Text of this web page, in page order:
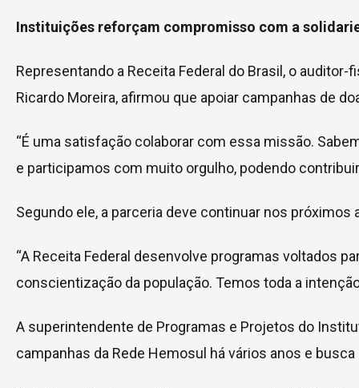
Instituições reforçam compromisso com a
Representando a Receita Federal do Brasil, o
Ricardo Moreira, afirmou que apoiar campanhas de
“É uma satisfação colaborar com essa missão.
e participamos com muito orgulho, podendo
Segundo ele, a parceria deve continuar nos próximos
“A Receita Federal desenvolve programas voltados
conscientização da população. Temos toda a
A superintendente de Programas e Projetos do
campanhas da Rede Hemosul há vários anos e